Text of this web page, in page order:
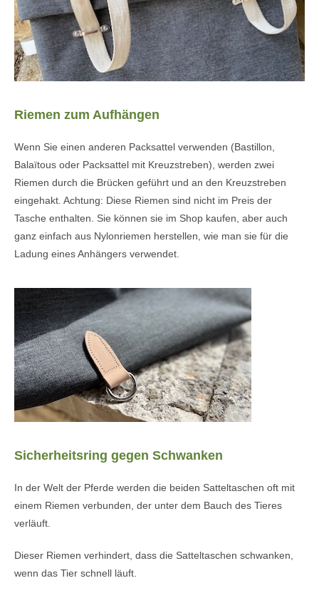
Riemen zum Aufhängen
Wenn Sie einen anderen Packsattel verwenden (Bastillon,
Balaïtous oder Packsattel mit Kreuzstreben), werden zwei
Riemen durch die Brücken geführt und an den Kreuzstreben
eingehakt. Achtung: Diese Riemen sind nicht im Preis der
Tasche enthalten. Sie können sie im Shop kaufen, aber auch
ganz einfach aus Nylonriemen herstellen, wie man sie für die
Ladung eines Anhängers verwendet.
Sicherheitsring gegen Schwanken
In der Welt der Pferde werden die beiden Satteltaschen oft mit
einem Riemen verbunden, der unter dem Bauch des Tieres
verläuft.
Dieser Riemen verhindert, dass die Satteltaschen schwanken,
wenn das Tier schnell läuft.